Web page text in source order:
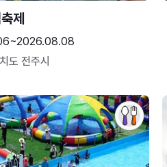
제
도 전주시